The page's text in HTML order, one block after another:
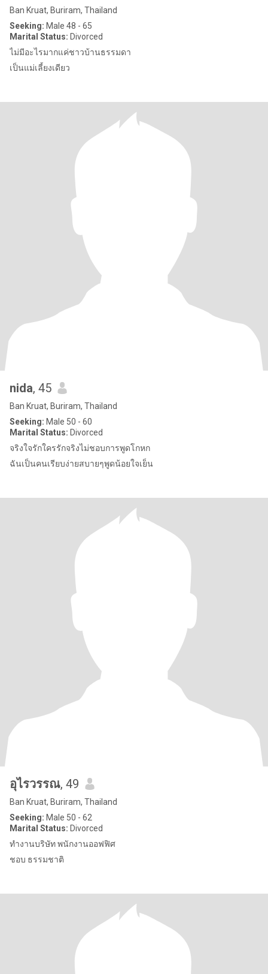
Ban Kruat, Buriram, Thailand
Seeking: Male 48 - 65
Marital Status: Divorced
ไม่มีอะไรมากแค่ชาวบ้านธรรมดา
เป็นแม่เลี้ยงเดียว
nida, 45
Ban Kruat, Buriram, Thailand
Seeking: Male 50 - 60
Marital Status: Divorced
จริงใจรักใครรักจริงไม่ชอบการพูดโกหก
ฉันเป็นคนเรียบง่ายสบายๆพูดน้อยใจเย็น
อุไรวรรณ, 49
Ban Kruat, Buriram, Thailand
Seeking: Male 50 - 62
Marital Status: Divorced
ทำงานบริษัท พนักงานออฟฟิศ
ชอบ ธรรมชาติ